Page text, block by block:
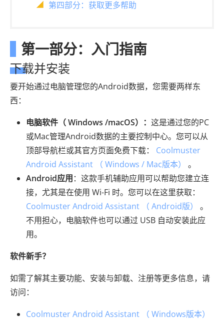
第四部分：获取更多帮助
第一部分：入门指南
下载并安装
要开始通过电脑管理您的Android数据，您需要两样东
西：
电脑软件（ Windows /macOS）： 这是通过您的PC
或Mac管理Android数据的主要控制中心。您可以从
顶部导航栏或其官方页面免费下载： Coolmuster
Android Assistant （ Windows / Mac版本）
。
Android应用：这款手机辅助应用可以帮助您建立连
接，尤其是在使用 Wi-Fi 时。您可以在这里获取：
Coolmuster Android Assistant （ Android版）
。
不用担心，电脑软件也可以通过 USB 自动安装此应
用。
软件新手？
如需了解其主要功能、安装与卸载、注册等更多信息，请
访问：
Coolmuster Android Assistant （ Windows版本）